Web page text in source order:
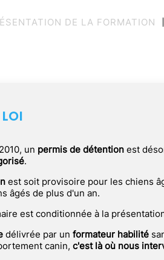
DE LA FORMATION
un permis de détention est
.
est soit provisoire pour les chiens
âgés de plus d'un an.
est conditionnée à la
délivrée par un formateur habilité
canin, c'est là où nous